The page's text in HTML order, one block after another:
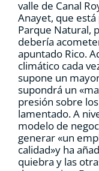
valle de Canal
Anayet, que
Parque Natural,
debería
apuntado Rico.
climático cada
supone un
supondrá un
presión sobre
lamentado. A
modelo de
generar «un
calidad»y ha
quiebra y las